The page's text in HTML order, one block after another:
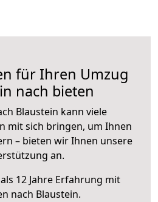
für Ihren Umzug
nach bieten
Blaustein kann viele
mit sich bringen, um Ihnen
– bieten wir Ihnen unsere
an.
12 Jahre Erfahrung mit
nach Blaustein.